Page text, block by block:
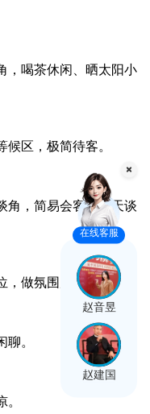
喝茶休闲、晒太阳小
区，极简待客。
，简易会客、聊天谈
做氛围展示。
。
在线客服
赵音昱
赵建国